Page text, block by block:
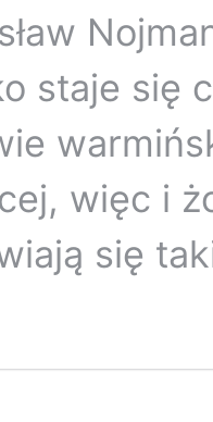
staje się
więc i
się